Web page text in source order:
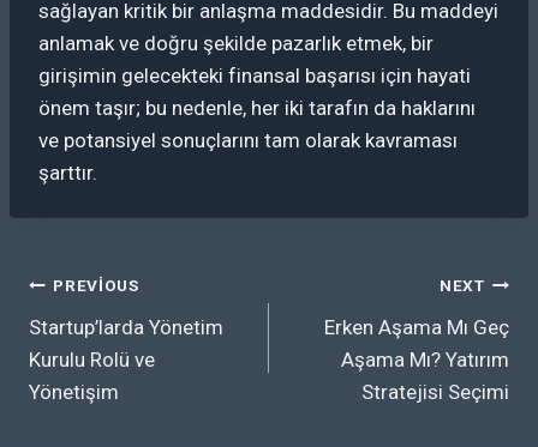
sağlayan kritik bir anlaşma maddesidir. Bu maddeyi
anlamak ve doğru şekilde pazarlık etmek, bir
girişimin gelecekteki finansal başarısı için hayati
önem taşır; bu nedenle, her iki tarafın da haklarını
ve potansiyel sonuçlarını tam olarak kavraması
şarttır.
Yazı
gezinmesi
PREVIOUS
Startup’larda Yönetim
Kurulu Rolü ve
Yönetişim
NEXT
Erken Aşama Mı Geç
Aşama Mı? Yatırım
Stratejisi Seçimi